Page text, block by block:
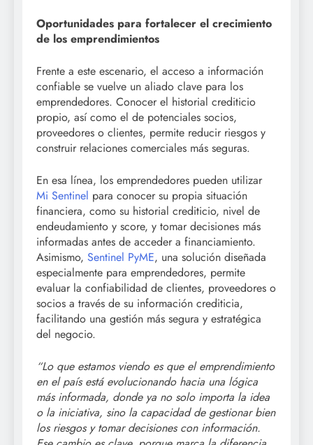
Oportunidades para fortalecer el crecimiento
de los emprendimientos
Frente a este escenario, el acceso a información
confiable se vuelve un aliado clave para los
emprendedores. Conocer el historial crediticio
propio, así como el de potenciales socios,
proveedores o clientes, permite reducir riesgos y
construir relaciones comerciales más seguras.
En esa línea, los emprendedores pueden utilizar
Mi Sentinel para conocer su propia situación
financiera, como su historial crediticio, nivel de
endeudamiento y score, y tomar decisiones más
informadas antes de acceder a financiamiento.
Asimismo, Sentinel PyME, una solución diseñada
especialmente para emprendedores, permite
evaluar la confiabilidad de clientes, proveedores o
socios a través de su información crediticia,
facilitando una gestión más segura y estratégica
del negocio.
“Lo que estamos viendo es que el emprendimiento
en el país está evolucionando hacia una lógica
más informada, donde ya no solo importa la idea
o la iniciativa, sino la capacidad de gestionar bien
los riesgos y tomar decisiones con información.